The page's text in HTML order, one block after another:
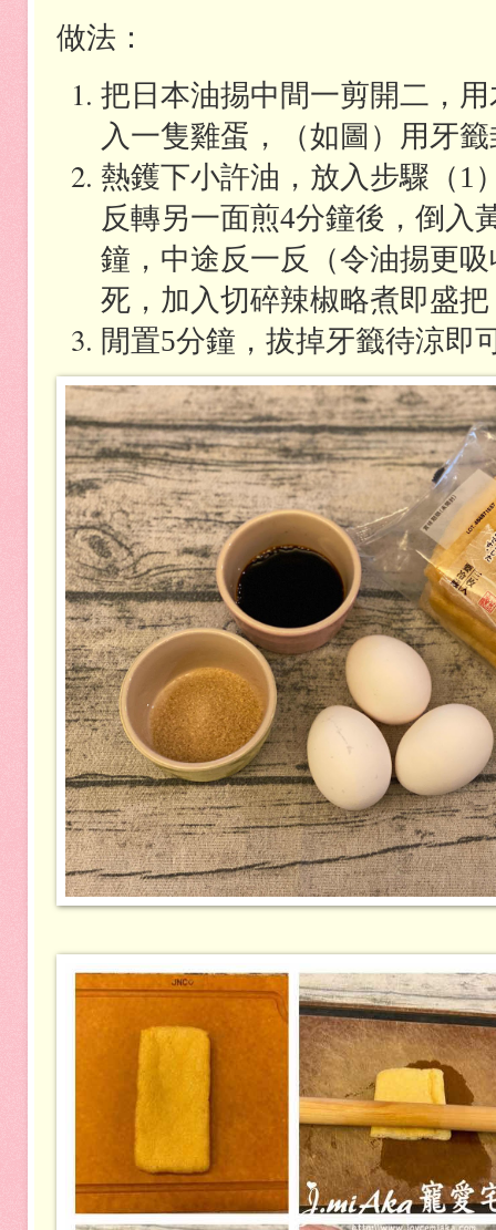
做法：
把日本油掦中間一剪開二，
入一隻雞蛋，（如圖）用牙
熱鑊下小許油，放入步驟（ 1
反轉另一面煎4分鐘後，倒入
鐘，中途反一反（令油掦更
死，加入切碎辣椒略煮即盛
閒置5分鐘，拔掉牙籤待涼即